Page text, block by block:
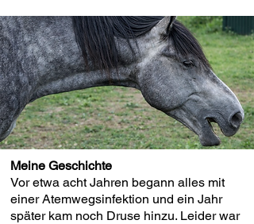
Meine Geschichte
Vor etwa acht Jahren begann alles mit
einer Atemwegsinfektion und ein Jahr
später kam noch Druse hinzu. Leider war